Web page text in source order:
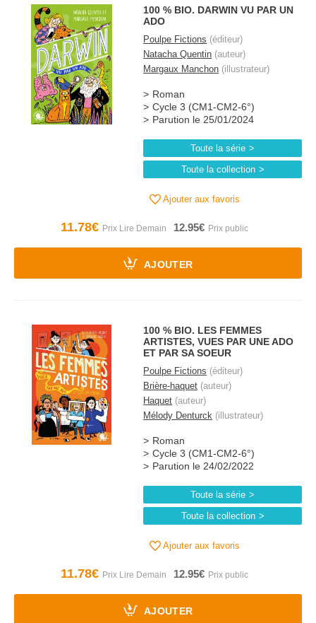
100 % BIO. DARWIN VU PAR UN
ADO
Poulpe Fictions (éditeur)
Natacha Quentin (auteur)
Margaux Manchon (illustrateur)
Roman
Cycle 3 (CM1-CM2-6°)
Parution le 25/01/2024
Toute la série
Toute la collection
Ajouter aux favoris
11.78€ 12.95€
AJOUTER
100 % BIO. LES FEMMES
ARTISTES, VUES PAR UNE ADO
ET PAR SA SOEUR
Poulpe Fictions (éditeur)
Brière-haquet (auteur)
Haquet (auteur)
Mélody Denturck (illustrateur)
Roman
Cycle 3 (CM1-CM2-6°)
Parution le 24/02/2022
Toute la série
Toute la collection
Ajouter aux favoris
11.78€ 12.95€
AJOUTER